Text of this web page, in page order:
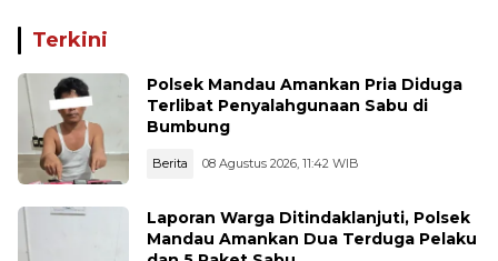
Perhatian
Terkini
Polsek Mandau Amankan Pria Diduga
Terlibat Penyalahgunaan Sabu di
Bumbung
Berita 08 Agustus 2026, 11:42 WIB
Laporan Warga Ditindaklanjuti, Polsek
Mandau Amankan Dua Terduga Pelaku